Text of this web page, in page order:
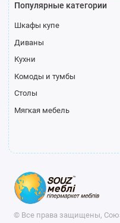
Популярные категории
Шкафы купе
Диваны
Кухни
Комоды и тумбы
Столы
Мягкая мебель
© Все права защищены,